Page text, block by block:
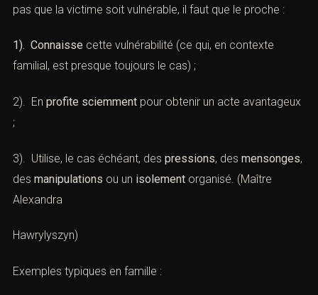
pas que la victime soit vulnérable, il faut que le proche :
1). Connaisse cette vulnérabilité (ce qui, en contexte
familial, est presque toujours le cas) ;
2). En profite sciemment pour obtenir un acte avantageux
;
3). Utilise, le cas échéant, des pressions, des mensonges,
des manipulations ou un isolement organisé. (Maître
Alexandra
Hawrylyszyn)
Exemples typiques en famille :